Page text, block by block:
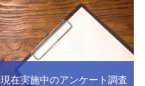
現在実施中のアンケート調査